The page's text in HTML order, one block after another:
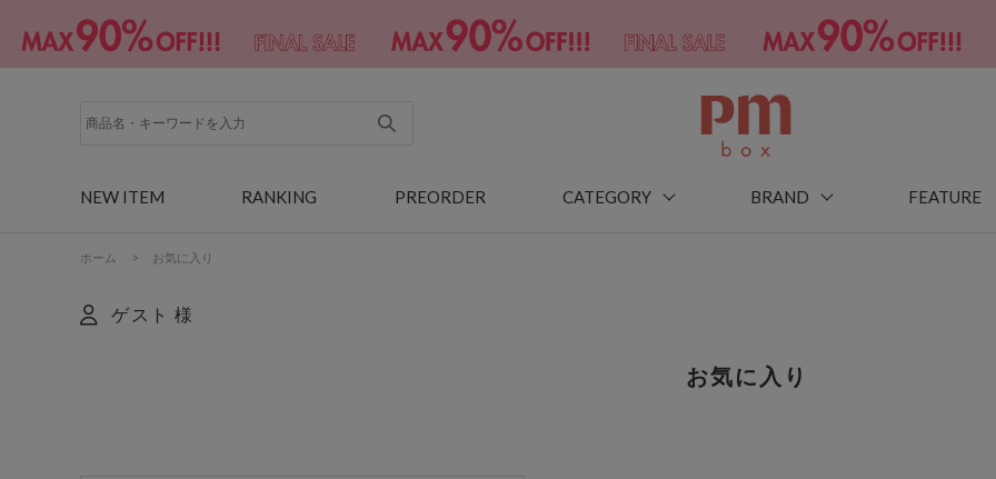
NEW ITEM RANKING PREORDER CATEGORY BRAND FEATURE
ホーム > お気に入り
ゲスト 様
お気に入り